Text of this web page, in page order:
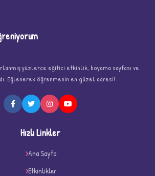
yüzlerce eğitici etkinlik, boyama sayfası ve
Eğlenerek öğrenmenin en güzel adresi!
Hızlı Linkler
Ana Sayfa
Etkinlikler